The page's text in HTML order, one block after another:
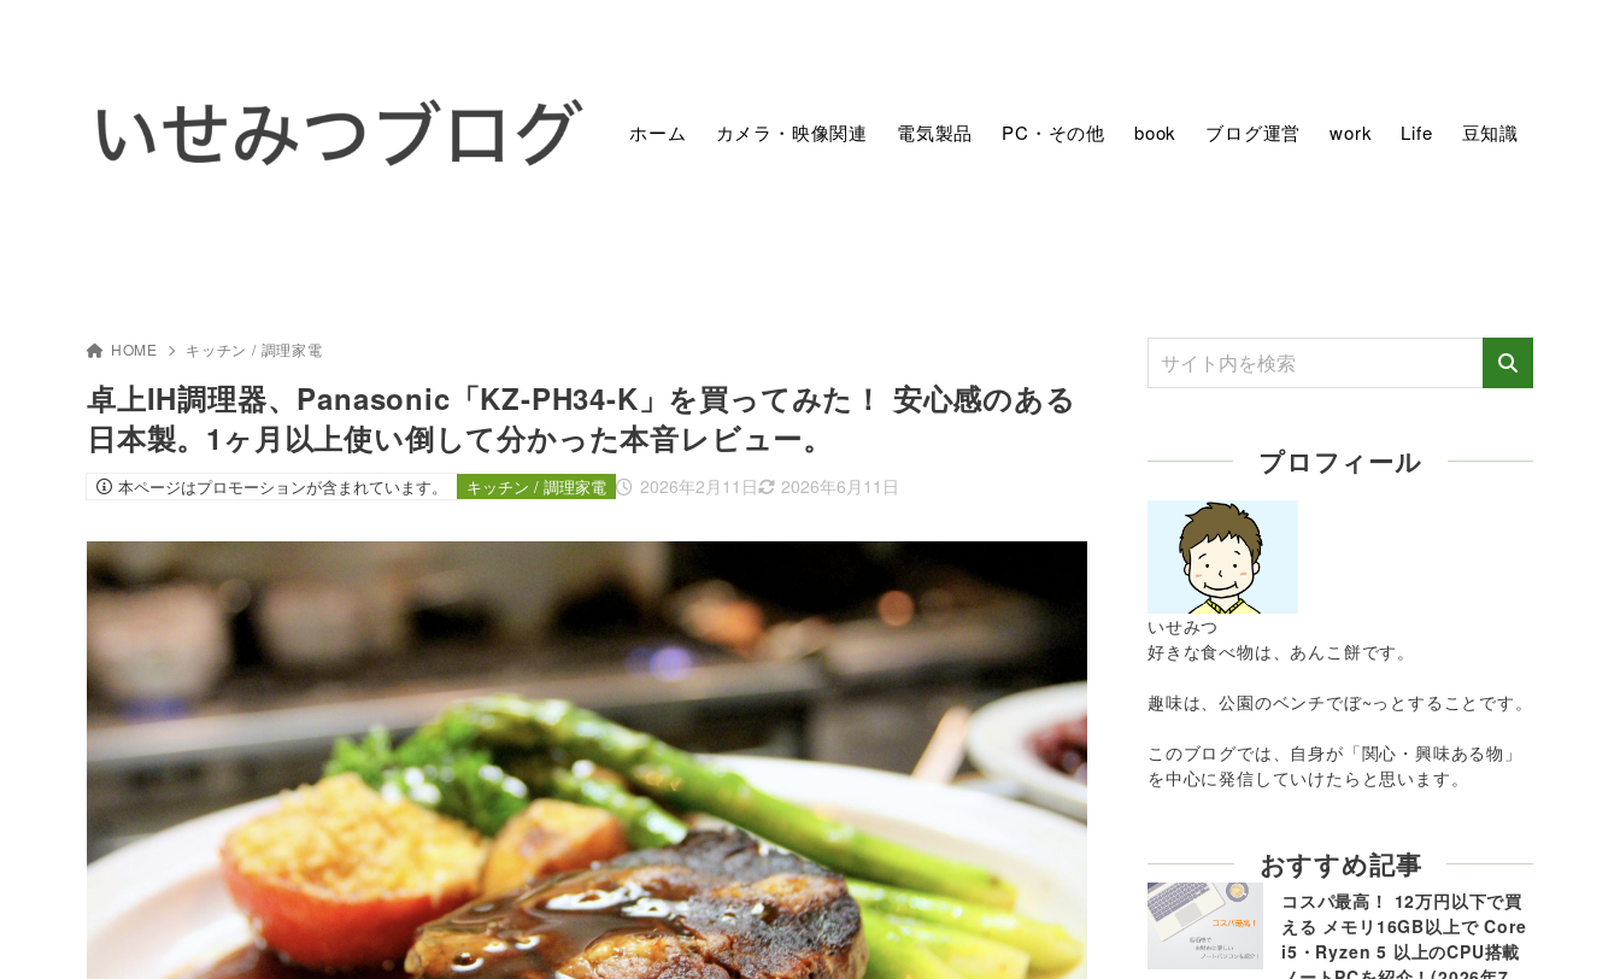
ホーム カメラ・映像関連 電気製品 PC・その他 book ブログ運営 work Life 豆知識
HOME キッチン / 調理家電
卓上IH調理器、Panasonic「KZ-PH34-K」を買ってみた！ 安心感のある
日本製。1ヶ月以上使い倒して分かった本音レビュー。
本ページはプロモーションが含まれています。 2026年2月11日 2026年6月11日
キッチン / 調理家電
プロフィール
いせみつ
好きな食べ物は、あんこ餅です。
趣味は、公園のベンチでぼ~っとすることです。
このブログでは、自身が「関心・興味ある物」
を中心に発信していけたらと思います。
おすすめ記事
コスパ最高！ 12万円以下で買
える メモリ16GB以上で Core
i5・Ryzen 5 以上のCPU搭載